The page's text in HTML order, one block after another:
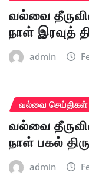
வல்வை
நாள் இரவுத்
admin
வல்வை செய்திகள்
வல்வை
நாள் பகல்
admin